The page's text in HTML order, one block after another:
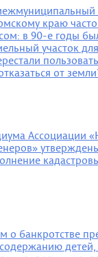
краю
в 90-е годы
участок
от
Ассоциации
о банкротстве
содержанию